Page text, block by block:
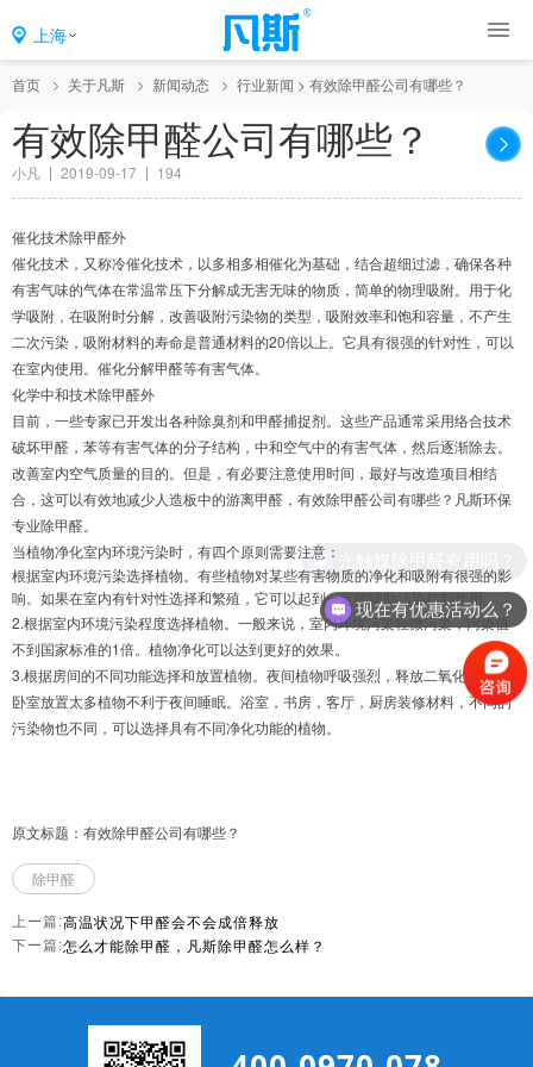
上海
首页 关于凡斯 新闻动态 行业新闻 > 有效除甲醛公司有哪些？
有效除甲醛公司有哪些？
小凡 2019-09-17 194
催化技术除甲醛外
催化技术，又称冷催化技术，以多相多相催化为基础，结合超细过滤，确保各种
有害气味的气体在常温常压下分解成无害无味的物质，简单的物理吸附。用于化
学吸附，在吸附时分解，改善吸附污染物的类型，吸附效率和饱和容量，不产生
二次污染，吸附材料的寿命是普通材料的20倍以上。它具有很强的针对性，可以
在室内使用。催化分解甲醛等有害气体。
化学中和技术除甲醛外
目前，一些专家已开发出各种除臭剂和甲醛捕捉剂。这些产品通常采用络合技术
破坏甲醛，苯等有害气体的分子结构，中和空气中的有害气体，然后逐渐除去。
改善室内空气质量的目的。但是，有必要注意使用时间，最好与改造项目相结
合，这可以有效地减少人造板中的游离甲醛，有效除甲醛公司有哪些？凡斯环保
专业除甲醛。
当植物净化室内环境污染时，有四个原则需要注意：
根据室内环境污染选择植物。有些植物对某些有害物质的净化和吸附有很强的影
响。如果在室内有针对性选择和繁殖，它可以起到一定的辅助污染控制作用。
2.根据室内环境污染程度选择植物。一般来说，室内环境污染轻微污染，污染值
不到国家标准的1倍。植物净化可以达到更好的效果。
3.根据房间的不同功能选择和放置植物。夜间植物呼吸强烈，释放二氧化碳，在
卧室放置太多植物不利于夜间睡眠。浴室，书房，客厅，厨房装修材料，不同的
污染物也不同，可以选择具有不同净化功能的植物。
原文标题：有效除甲醛公司有哪些？
除甲醛
上ー篇:高温状况下甲醛会不会成倍释放
下ー篇:怎么才能除甲醛，凡斯除甲醛怎么样？
现在有优惠活动么？